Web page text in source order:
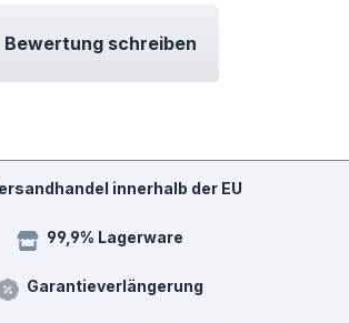
Bewertung schreiben
innerhalb der EU
99,9% Lagerware
Garantieverlängerung